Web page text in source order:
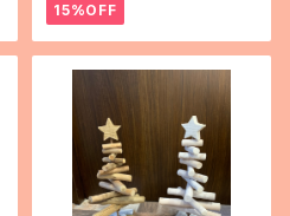
15%OFF